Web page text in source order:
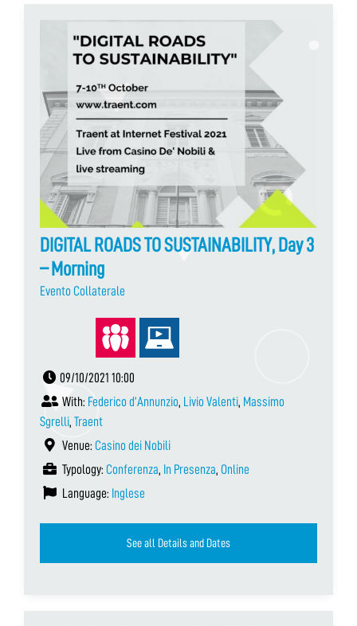
DIGITAL ROADS TO SUSTAINABILITY, Day 3
– Morning
Evento Collaterale
09/10/2021 10:00
With: Federico d’Annunzio, Livio Valenti, Massimo
Sgrelli, Traent
Venue: Casino dei Nobili
Typology: Conferenza, In Presenza, Online
Language: Inglese
See all Details and Dates